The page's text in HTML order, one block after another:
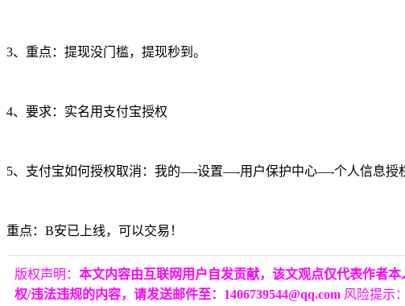
3、重点：提现没门槛，提现秒到。
4、要求：实名用支付宝授权
5、支付宝如何授权取消：我的—-设置—-用户保护中心—-个人信息授
重点：B安已上线，可以交易！
版权声明： 本文内容由互联网用户自发贡献，该文观点仅代表作者
权/违法违规的内容，请发送邮件至：1406739544@qq.com 风险提示：